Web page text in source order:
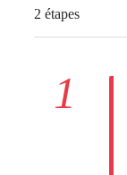
2 étapes
1